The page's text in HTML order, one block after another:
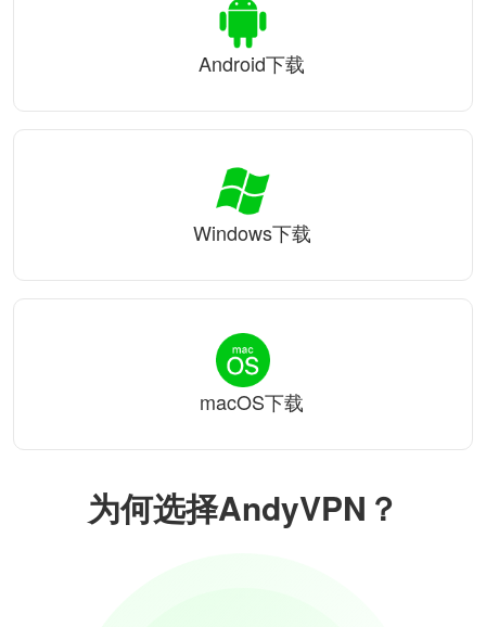
为何选择AndyVPN？
Android下载
Windows下载
macOS下载